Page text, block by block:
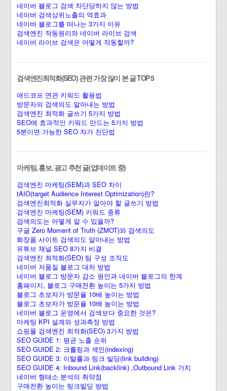
네이버 블로그 검색 차단당하지 않는 방법
네이버 검색상위노출의 역효과
네이버 블로그를 떠나는 3가지 이유
검색엔진 작동원리와 네이버 라이브 검색
네이버 라이브 검색은 어떻게 작동할까?
검색엔진최적화(SEO) 관련 가장 많이 본 글 TOP 5
애드코프 연관 키워드 활용법
방문자의 검색의도 알아내는 방법
검색엔진 최적화 글쓰기 5가지 방법
SEO에 효과적인 키워드 만드는 5가지 방법
5분이면 가능한 SEO 자가 진단법
마케팅, 홍보, 광고 추천 글(업데이트 중)
검색엔진 마케팅(SEM)과 SEO 차이
tAIO(target Audience Interest Optimization)란?
검색엔진최적화 실무자가 알아야 할 글쓰기 방법
검색엔진 마케팅(SEM) 키워드 종류
검색의도는 어떻게 알 수 있을까?
구글 Zero Moment of Truth (ZMOT)와 검색의도
화장품 사이트 검색의도 알아내는 방법
유튜브 채널 SEO 8가지 비결
검색엔진 최적화(SEO) 팀 구성 조직도
네이버 저품질 블로그 대처 방법
네이버 블로그 방문자 감소 원인과 네이버 블로그의 한계
홈페이지, 블로그 구매전환 높이는 5가지 방법
블로그 초보자가 방문율 10배 높이는 방법
블로그 초보자가 방문율 10배 높이는 방법
네이버 블로그 운영에서 검색보다 중요한 것은?
마케팅 KPI 설계와 성과측정 방법
쇼핑몰 검색엔진 최적화(SEO) 3가지 방법
SEO GUIDE 1: 평균 노출 순위
SEO GUIDE 2: 크롤링과 색인(indexing)
SEO GUIDE 3: 이탈률과 링크 빌딩(link building)
SEO GUIDE 4: Inbound Link(backlink) ,Outbound Link 가치
네이버 형태소 분석의 취약점
구매전환 높이는 링크빌딩 방법